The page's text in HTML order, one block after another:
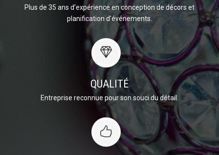
Plus de 35 ans d’expérience en conception de décors et
planification d’événements.
QUALITÉ
Entreprise reconnue pour son souci du détail.